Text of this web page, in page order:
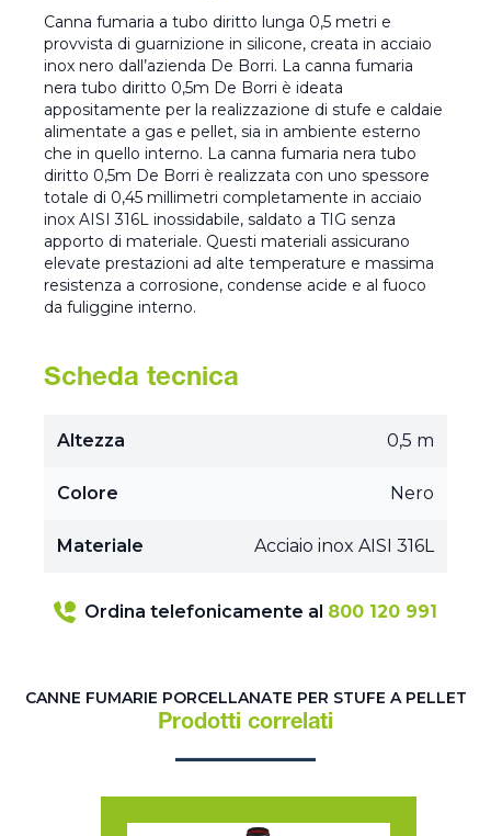
Canna fumaria a tubo diritto lunga 0,5 metri e
provvista di guarnizione in silicone, creata in acciaio
inox nero dall’azienda De Borri. La canna fumaria
nera tubo diritto 0,5m De Borri è ideata
appositamente per la realizzazione di stufe e caldaie
alimentate a gas e pellet, sia in ambiente esterno
che in quello interno. La canna fumaria nera tubo
diritto 0,5m De Borri è realizzata con uno spessore
totale di 0,45 millimetri completamente in acciaio
inox AISI 316L inossidabile, saldato a TIG senza
apporto di materiale. Questi materiali assicurano
elevate prestazioni ad alte temperature e massima
resistenza a corrosione, condense acide e al fuoco
da fuliggine interno.
Scheda tecnica
Altezza 0,5 m
Colore Nero
Materiale Acciaio inox AISI 316L
Ordina telefonicamente al 800 120 991
CANNE FUMARIE PORCELLANATE PER STUFE A PELLET
Prodotti correlati